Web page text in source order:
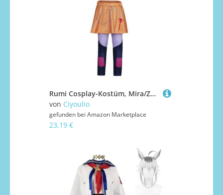
Rumi Cosplay-Kostüm, Mira/Zoey, Anime, Cosplay, Uniform, Rollenspiel-Outfits, komplettes Set, Verkleidung für Halloween, Party, Karneval, Bühnenauftritt, 110 cm - 160 cm
von Ciyoulio
gefunden bei Amazon Marketplace
23,19 €